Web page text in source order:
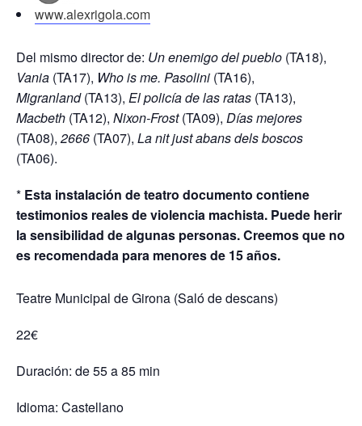
www.alexrigola.com
Del mismo director de: Un enemigo del pueblo (TA18),
Vania (TA17), Who is me. Pasolini (TA16),
Migranland(TA13), El policía de las ratas (TA13),
Macbeth (TA12), Nixon-Frost(TA09), Días mejores
(TA08), 2666 (TA07), La nit just abans dels boscos
(TA06).
* Esta instalación de teatro documento contiene
testimonios reales de violencia machista. Puede herir
la sensibilidad de algunas personas. Creemos que no
es recomendada para menores de 15 años.
Teatre Municipal de Girona (Saló de descans)
22€
Duración: de 55 a 85 min
Idioma: Castellano